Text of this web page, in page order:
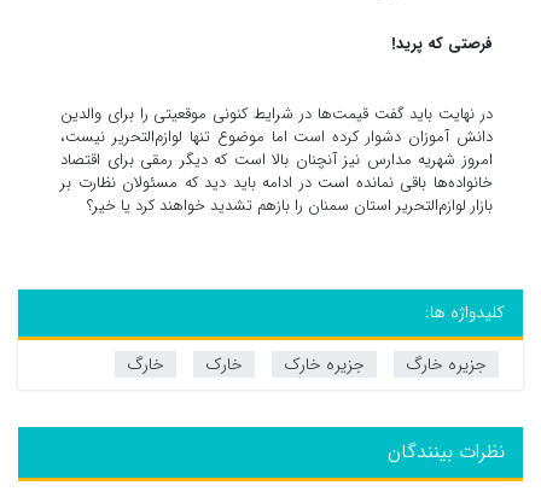
فرصتی که پرید!
در نهایت باید گفت قیمت‌ها در شرایط کنونی موقعیتی را برای والدین
دانش آموزان دشوار کرده است اما موضوع تنها لوازم‌التحریر نیست،
امروز شهریه مدارس نیز آنچنان بالا است که دیگر رمقی برای اقتصاد
خانواده‌ها باقی نمانده است در ادامه باید دید که مسئولان نظارت بر
بازار لوازم‌التحریر استان سمنان را بازهم تشدید خواهند کرد یا خیر؟
کلیدواژه ها:
جزیره خارگ
جزیره خارک خارک خارگ
نظرات بینندگان